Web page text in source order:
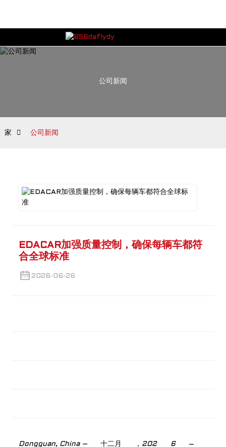
公司新闻
家 公司新闻
EDACAR加强质量控制，确保每辆车都符
合全球标准
2026-06-26
Dongguan, China – 十二月 ，202 6 –